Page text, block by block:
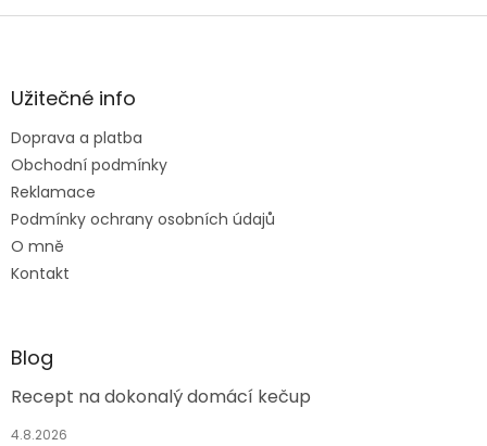
Z
aUžitečné info
Doprava a platba
Obchodní podmínky
Reklamace
Podmínky ochrany osobních údajů
O mně
Kontakt
Blog
Recept na dokonalý domácí kečup
4.8.2026